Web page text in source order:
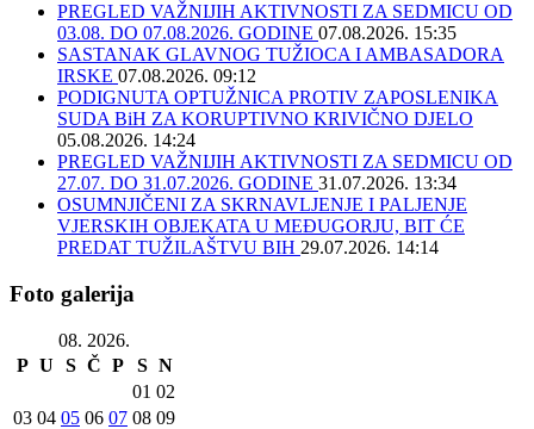
PREGLED VAŽNIJIH AKTIVNOSTI ZA SEDMICU OD
03.08. DO 07.08.2026. GODINE 07.08.2026. 15:35
SASTANAK GLAVNOG TUŽIOCA I AMBASADORA
IRSKE 07.08.2026. 09:12
PODIGNUTA OPTUŽNICA PROTIV ZAPOSLENIKA
SUDA BiH ZA KORUPTIVNO KRIVIČNO DJELO
05.08.2026. 14:24
PREGLED VAŽNIJIH AKTIVNOSTI ZA SEDMICU OD
27.07. DO 31.07.2026. GODINE 31.07.2026. 13:34
OSUMNJIČENI ZA SKRNAVLJENJE I PALJENJE
VJERSKIH OBJEKATA U MEĐUGORJU, BIT ĆE
PREDAT TUŽILAŠTVU BIH 29.07.2026. 14:14
Foto galerija
08. 2026.
P U S Č P S N
01 02
03 04 05 06 07 08 09